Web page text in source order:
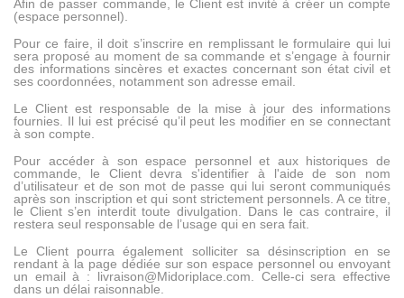
Afin de passer commande, le Client est invité à créer un compte
(espace personnel).
Pour ce faire, il doit s’inscrire en remplissant le formulaire qui lui
sera proposé au moment de sa commande et s’engage à fournir
des informations sincères et exactes concernant son état civil et
ses coordonnées, notamment son adresse email.
Le Client est responsable de la mise à jour des informations
fournies. Il lui est précisé qu’il peut les modifier en se connectant
à son compte.
Pour accéder à son espace personnel et aux historiques de
commande, le Client devra s'identifier à l'aide de son nom
d’utilisateur et de son mot de passe qui lui seront communiqués
après son inscription et qui sont strictement personnels. A ce titre,
le Client s’en interdit toute divulgation. Dans le cas contraire, il
restera seul responsable de l’usage qui en sera fait.
Le Client pourra également solliciter sa désinscription en se
rendant à la page dédiée sur son espace personnel ou envoyant
un email à : livraison@Midoriplace.com. Celle-ci sera effective
dans un délai raisonnable.